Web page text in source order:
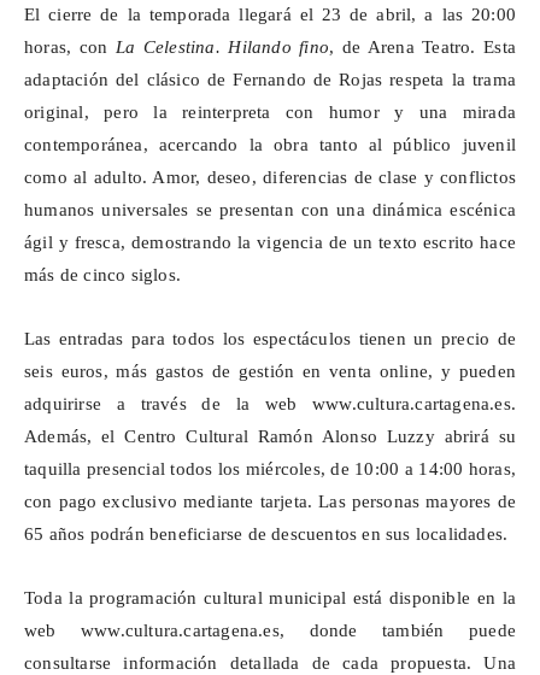
El cierre de la temporada llegará el 23 de abril, a las 20:00
horas, con La Celestina. Hilando fino, de Arena Teatro. Esta
adaptación del clásico de Fernando de Rojas respeta la trama
original, pero la reinterpreta con humor y una mirada
contemporánea, acercando la obra tanto al público juvenil
como al adulto. Amor, deseo, diferencias de clase y conflictos
humanos universales se presentan con una dinámica escénica
ágil y fresca, demostrando la vigencia de un texto escrito hace
más de cinco siglos.
Las entradas para todos los espectáculos tienen un precio de
seis euros, más gastos de gestión en venta online, y pueden
adquirirse a través de la web www.cultura.cartagena.es.
Además, el Centro Cultural Ramón Alonso Luzzyabrirá su
taquilla presencial todos los miércoles, de 10:00 a 14:00 horas,
con pago exclusivo mediante tarjeta. Las personas mayores de
65 años podrán beneficiarse de descuentos en sus localidades.
Toda la programación cultural municipal está disponible en la
webwww.cultura.cartagena.es, donde también puede
consultarse información detallada de cada propuesta. Una